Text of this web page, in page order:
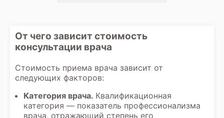
От чего зависит стоимость
консультации врача
Стоимость приема врача зависит от
следующих факторов:
Категория врача. Квалификационная
категория — показатель профессионализма
врача, отражающий степень его